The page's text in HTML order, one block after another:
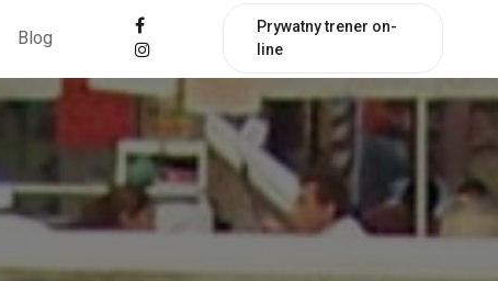
Blog
Prywatny trener on-
line